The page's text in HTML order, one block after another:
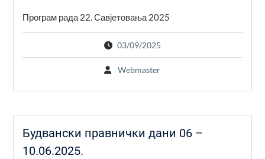
Програм рада 22. Савјетовања 2025
03/09/2025
Webmaster
Будвански правнички дани 06 –
10.06.2025.